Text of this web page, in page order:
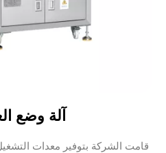
آلة وضع
قامت الشركة بتوفير معدات التشغيل